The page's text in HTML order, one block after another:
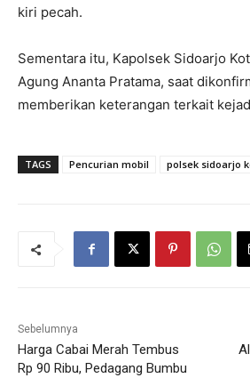
kiri pecah.
Sementara itu, Kapolsek Sidoarjo
Agung Ananta Pratama, saat
memberikan keterangan terkait
TAGS Pencurian mobil polsek sidoarjo
Sebelumnya
Harga Cabai Merah Tembus
Rp 90 Ribu, Pedagang Bumbu